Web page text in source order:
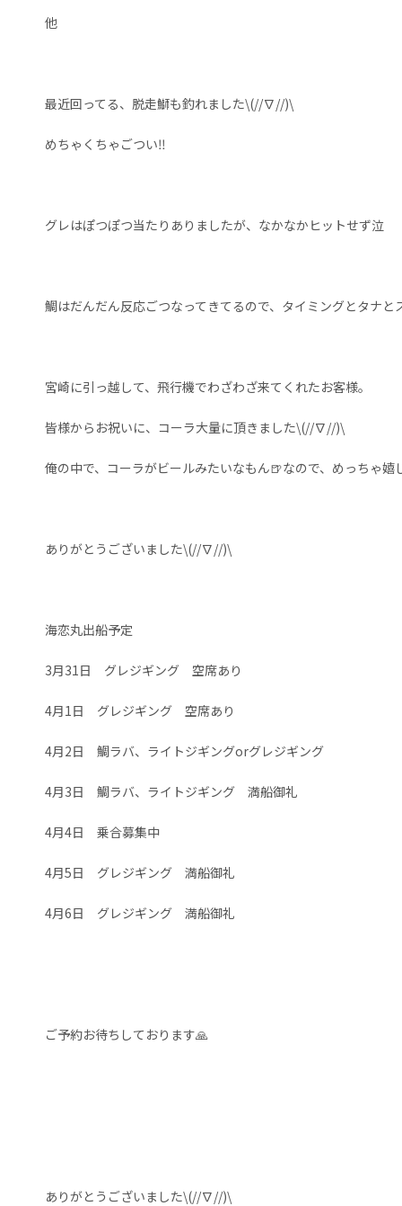
他
最近回ってる、脱走鰤も釣れました\(//∇//)\
めちゃくちゃごつい‼️
グレはぽつぽつ当たりありましたが、なかなかヒットせず泣
鯛はだんだん反応ごつなってきてるので、タイミングとタナ
宮崎に引っ越して、飛行機でわざわざ来てくれたお客様。
皆様からお祝いに、コーラ大量に頂きました\(//∇//)\
俺の中で、コーラがビールみたいなもん🍺なので、めっちゃ嬉
ありがとうございました\(//∇//)\
海恋丸出船予定
3月31日 グレジギング 空席あり
4月1日 グレジギング 空席あり
4月2日 鯛ラバ、ライトジギングorグレジギング
4月3日 鯛ラバ、ライトジギング 満船御礼
4月4日 乗合募集中
4月5日 グレジギング 満船御礼
4月6日 グレジギング 満船御礼
ご予約お待ちしております🙏
ありがとうございました\(//∇//)\